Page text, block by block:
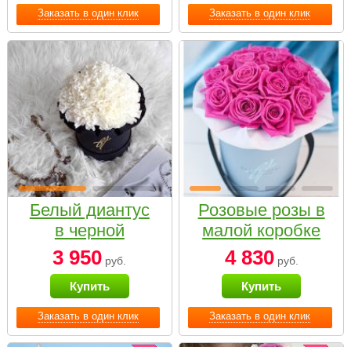
Заказать в один клик Заказать в один клик
Заказать в один клик
Белый диантус
в черной
коробке Small
3 950 руб.
Купить
Заказать в один клик
Розовые розы в
малой коробке
4 830руб.
Купить